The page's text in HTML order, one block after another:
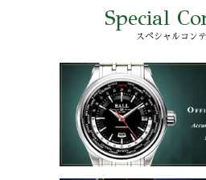
Special
スペシャルコン